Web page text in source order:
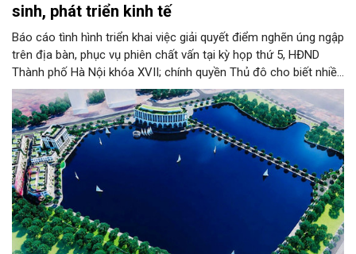
sinh, phát triển kinh tế
Báo cáo tình hình triển khai việc giải quyết điểm nghẽn úng ngập
trên địa bàn, phục vụ phiên chất vấn tại kỳ họp thứ 5, HĐND
Thành phố Hà Nội khóa XVII; chính quyền Thủ đô cho biết nhiều
công trình, hạng mục trọng điểm đã hoàn thành và đưa vào vận
hành phục vụ mùa mưa năm 2026.